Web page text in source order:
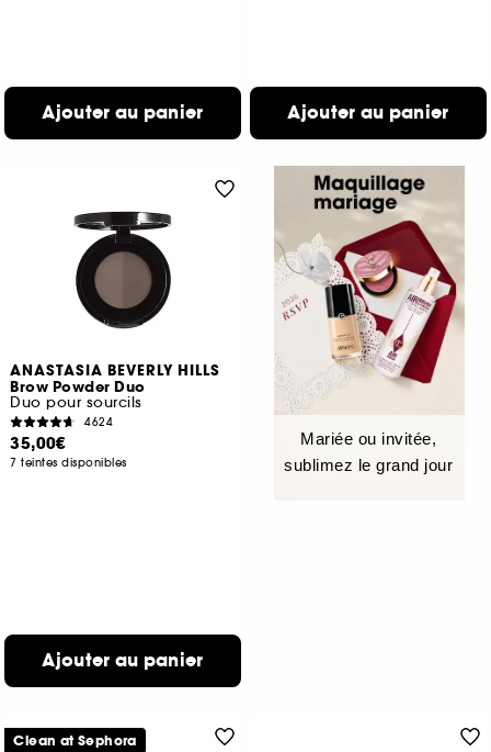
Ajouter au panier Ajouter au panier
ANASTASIA BEVERLY HILLS
Brow Powder Duo
Duo pour sourcils
4624
35,00€
7 teintes disponibles
Ajouter au panier
Mariée ou invitée,
sublimez le grand jour
Clean at Sephora